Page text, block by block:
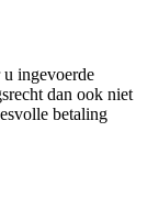
ingevoerde
dan ook niet
betaling